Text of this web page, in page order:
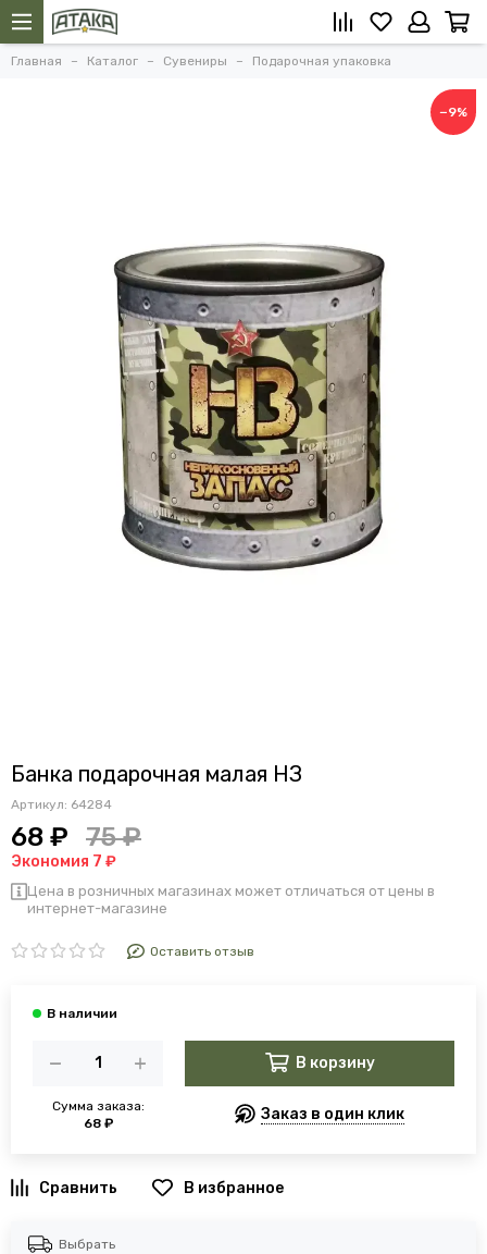
Главная Каталог Сувениры Подарочная упаковка
−9%
Банка подарочная малая НЗ
Артикул: 64284
68 ₽ 75 ₽
Экономия 7 ₽
Цена в розничных магазинах может отличаться от цены в
интернет-магазине
Оставить отзыв
Сумма заказа:
68 ₽
В корзину
Заказ в один клик
В избранное
Выбрать